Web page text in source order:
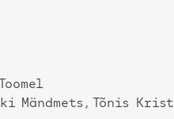
Mändmets, Tõnis